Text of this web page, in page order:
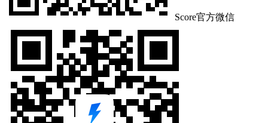
Score官方微信